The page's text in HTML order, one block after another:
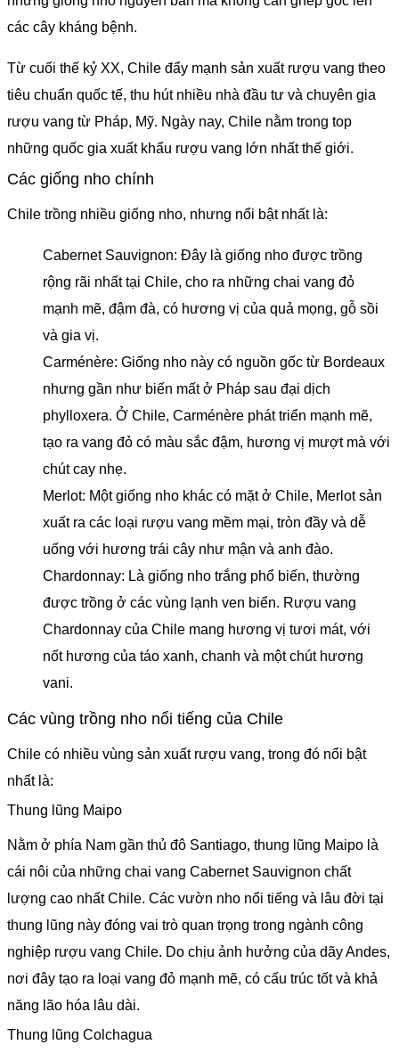
các cây kháng bệnh.
Từ cuối thế kỷ XX, Chile đẩy mạnh sản xuất rượu vang theo
tiêu chuẩn quốc tế, thu hút nhiều nhà đầu tư và chuyên gia
rượu vang từ Pháp, Mỹ. Ngày nay, Chile nằm trong top
những quốc gia xuất khẩu rượu vang lớn nhất thế giới.
Các giống nho chính
Chile trồng nhiều giống nho, nhưng nổi bật nhất là:
Cabernet Sauvignon: Đây là giống nho được trồng
rộng rãi nhất tại Chile, cho ra những chai vang đỏ
mạnh mẽ, đậm đà, có hương vị của quả mọng, gỗ sồi
và gia vị.
Carménère: Giống nho này có nguồn gốc từ Bordeaux
nhưng gần như biến mất ở Pháp sau đại dịch
phylloxera. Ở Chile, Carménère phát triển mạnh mẽ,
tạo ra vang đỏ có màu sắc đậm, hương vị mượt mà với
chút cay nhẹ.
Merlot: Một giống nho khác có mặt ở Chile, Merlot sản
xuất ra các loại rượu vang mềm mại, tròn đầy và dễ
uống với hương trái cây như mận và anh đào.
Chardonnay: Là giống nho trắng phổ biến, thường
được trồng ở các vùng lạnh ven biển. Rượu vang
Chardonnay của Chile mang hương vị tươi mát, với
nốt hương của táo xanh, chanh và một chút hương
vani.
Các vùng trồng nho nổi tiếng của Chile
Chile có nhiều vùng sản xuất rượu vang, trong đó nổi bật
nhất là:
Thung lũng Maipo
Nằm ở phía Nam gần thủ đô Santiago, thung lũng Maipo là
cái nôi của những chai vang Cabernet Sauvignon chất
lượng cao nhất Chile. Các vườn nho nổi tiếng và lâu đời tại
thung lũng này đóng vai trò quan trọng trong ngành công
nghiệp rượu vang Chile. Do chịu ảnh hưởng của dãy Andes,
nơi đây tạo ra loại vang đỏ mạnh mẽ, có cấu trúc tốt và khả
năng lão hóa lâu dài.
Thung lũng Colchagua